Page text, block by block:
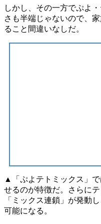
しかし、その一方でぷよ
さ も半端じゃないので、
ること間違いなしだ。
▲「ぷよテトミックス」
せるのが特徴だ。さらに
「ミックス連鎖」が発動
可能になる。